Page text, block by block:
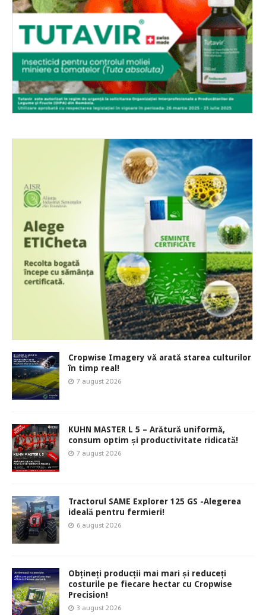
Cropwise Imagery vă arată starea culturilor
în timp real!
7 august 2026
KUHN MASTER L 5 – Arătură uniformă,
consum optim și productivitate ridicată!
7 august 2026
Tractorul SAME Explorer 125 GS -Alegerea
ideală pentru fermieri!
6 august 2026
Obțineți producții mai mari și reduceți
costurile pe fiecare hectar cu Cropwise
Precision!
3 august 2026